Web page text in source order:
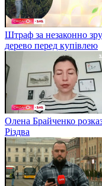
Штраф за незаконно
дерево перед купівлею
Олена Брайченко
Різдва